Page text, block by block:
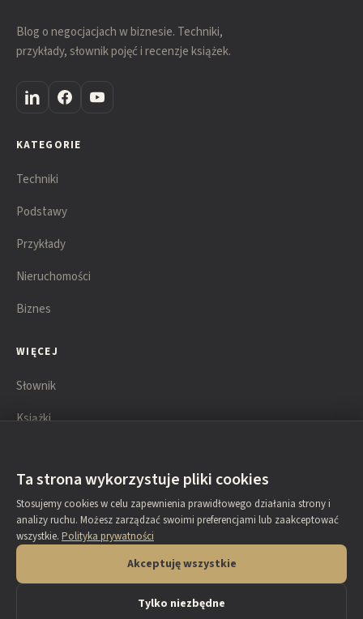
Blog o negocjacjach w biznesie. Techniki,
przykłady, słownik pojęć i recenzje książek.
KATEGORIE
Techniki
Podstawy
Przykłady
Nieruchomości
Biznes
WIĘCEJ
Słownik
Książki
O autorze
Ta strona wykorzystuje pliki cookies
Stosujemy cookies w celu zapewnienia prawidłowego działania strony i
analizy ruchu. Możesz zarządzać swoimi preferencjami lub zaakceptować
wszystkie. Polityka prywatności
Akceptuję wszystkie
Tylko niezbędne